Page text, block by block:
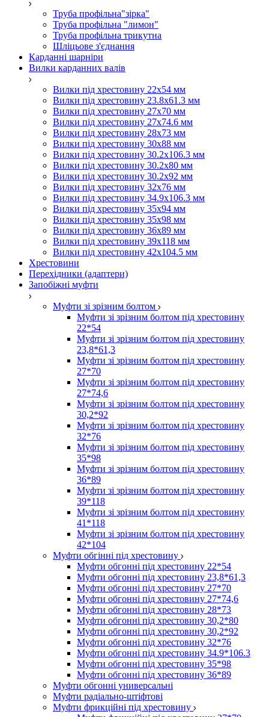
Труба профільна"зірка"
Труба профільна "лимон"
Труба профільна трикутна
Шліцьове з'єднання
Карданні шарніри
Вилки карданних валів
Вилки під хрестовину 22х54 мм
Вилки під хрестовину 23.8х61.3 мм
Вилки під хрестовину 27х70 мм
Вилки під хрестовину 27х74.6 мм
Вилки під хрестовину 28х73 мм
Вилки під хрестовину 30х88 мм
Вилки під хрестовину 30.2х106.3 мм
Вилки під хрестовину 30.2х80 мм
Вилки під хрестовину 30.2х92 мм
Вилки під хрестовину 32х76 мм
Вилки під хрестовину 34.9х106.3 мм
Вилки під хрестовину 35х94 мм
Вилки під хрестовину 35х98 мм
Вилки під хрестовину 36х89 мм
Вилки під хрестовину 39х118 мм
Вилки під хрестовину 42х104.5 мм
Хрестовини
Перехідники (адаптери)
Запобіжні муфти
Муфти зі зрізним болтом
Муфти зі зрізним болтом під хрестовину
22*54
Муфти зі зрізним болтом під хрестовину
23,8*61,3
Муфти зі зрізним болтом під хрестовину
27*70
Муфти зі зрізним болтом під хрестовину
27*74,6
Муфти зі зрізним болтом під хрестовину
30,2*92
Муфти зі зрізним болтом під хрестовину
32*76
Муфти зі зрізним болтом під хрестовину
35*98
Муфти зі зрізним болтом під хрестовину
36*89
Муфти зі зрізним болтом під хрестовину
39*118
Муфти зі зрізним болтом під хрестовину
41*118
Муфти зі зрізним болтом під хрестовину
42*104
Муфти обгінні під хрестовину
Муфти обгонні під хрестовину 22*54
Муфти обгонні під хрестовину 23,8*61,3
Муфти обгонні під хрестовину 27*70
Муфти обгонні під хрестовину 27*74,6
Муфти обгонні під хрестовину 28*73
Муфти обгонні під хрестовину 30,2*80
Муфти обгонні під хрестовину 30,2*92
Муфти обгонні під хрестовину 32*76
Муфти обгонні під хрестовину 34.9*106.3
Муфти обгонні під хрестовину 35*98
Муфти обгонні під хрестовину 36*89
Муфти обгонні универсальні
Муфти радіально-штіфтові
Муфти фрикційні під хрестовину